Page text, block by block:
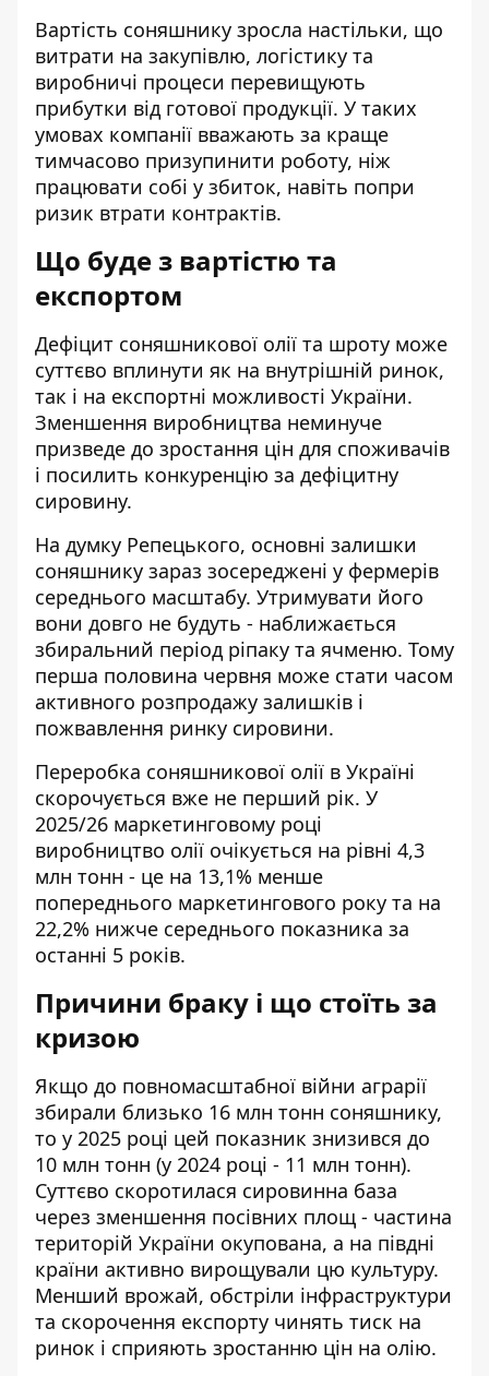
Вартість соняшнику зросла настільки, що
витрати на закупівлю, логістику та
виробничі процеси перевищують
прибутки від готової продукції. У таких
умовах компанії вважають за краще
тимчасово призупинити роботу, ніж
працювати собі у збиток, навіть попри
ризик втрати контрактів.
Що буде з вартістю та
експортом
Дефіцит соняшникової олії та шроту може
суттєво вплинути як на внутрішній ринок,
так і на експортні можливості України.
Зменшення виробництва неминуче
призведе до зростання цін для споживачів
і посилить конкуренцію за дефіцитну
сировину.
На думку Репецького, основні залишки
соняшнику зараз зосереджені у фермерів
середнього масштабу. Утримувати його
вони довго не будуть - наближається
збиральний період ріпаку та ячменю. Тому
перша половина червня може стати часом
активного розпродажу залишків і
пожвавлення ринку сировини.
Переробка соняшникової олії в Україні
скорочується вже не перший рік. У
2025/26 маркетинговому році
виробництво олії очікується на рівні 4,3
млн тонн - це на 13,1% менше
попереднього маркетингового року та на
22,2% нижче середнього показника за
останні 5 років.
Причини браку і що стоїть за
кризою
Якщо до повномасштабної війни аграрії
збирали близько 16 млн тонн соняшнику,
то у 2025 році цей показник знизився до
10 млн тонн (у 2024 році - 11 млн тонн).
Суттєво скоротилася сировинна база
через зменшення посівних площ - частина
територій України окупована, а на півдні
країни активно вирощували цю культуру.
Менший врожай, обстріли інфраструктури
та скорочення експорту чинять тиск на
ринок і сприяють зростанню цін на олію.